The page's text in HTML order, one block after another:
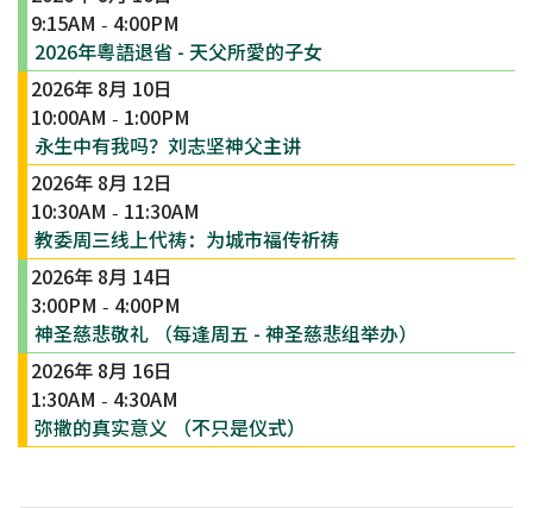
9:15AM - 4:00PM
2026年粵語退省 - 天父所愛的子女
2026年 8月 10日
10:00AM - 1:00PM
永生中有我吗？刘志坚神父主讲
2026年 8月 12日
10:30AM - 11:30AM
教委周三线上代祷：为城市福传祈祷
2026年 8月 14日
3:00PM - 4:00PM
神圣慈悲敬礼 （每逢周五 - 神圣慈悲组举办）
2026年 8月 16日
1:30AM - 4:30AM
弥撒的真实意义 （不只是仪式）